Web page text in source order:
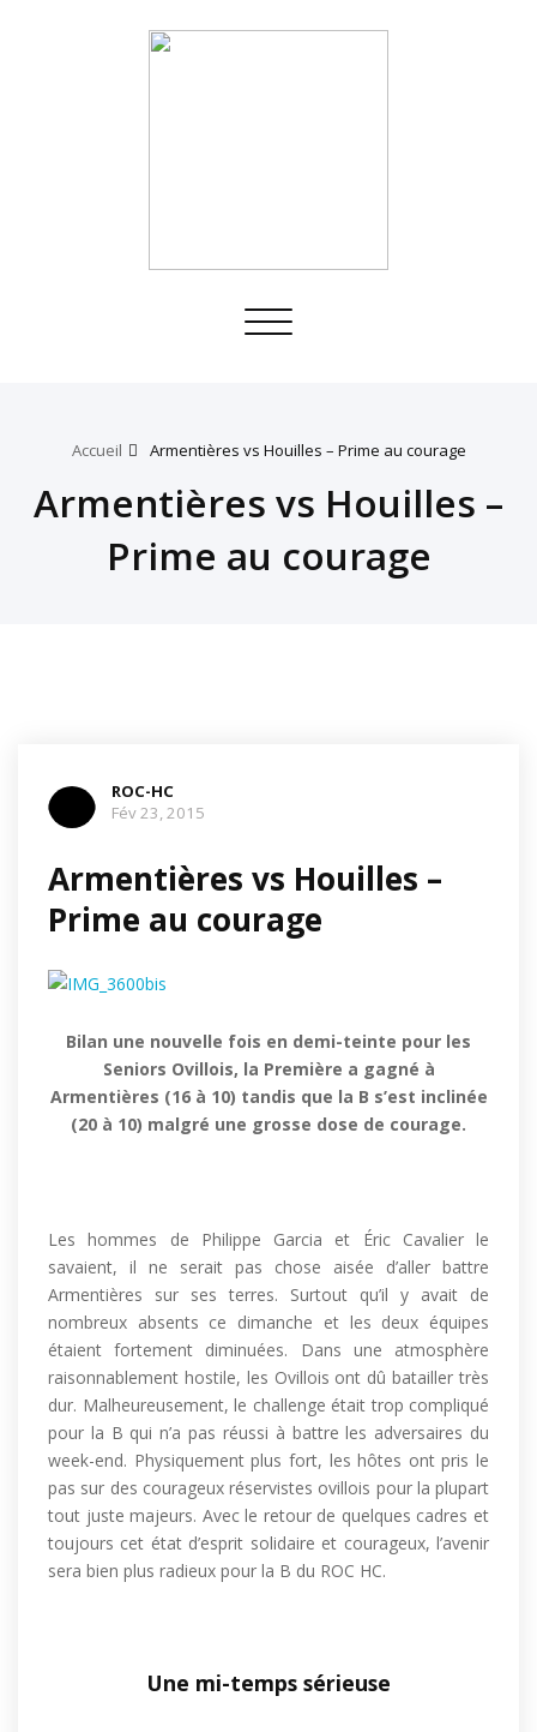
Toggle
Accueil Armentières vs Houilles – Prime au courage
Armentières vs Houilles –
Prime au courage
ROC-HC
Fév 23, 2015
Armentières vs Houilles –
Prime au courage
Bilan une nouvelle fois en demi-teinte pour les
Seniors Ovillois, la Première a gagné à
Armentières (16 à 10) tandis que la B s’est inclinée
(20 à 10) malgré une grosse dose de courage.
Les hommes de Philippe Garcia et Éric Cavalier le
savaient, il ne serait pas chose aisée d’aller battre
Armentières sur ses terres. Surtout qu’il y avait de
nombreux absents ce dimanche et les deux équipes
étaient fortement diminuées. Dans une atmosphère
raisonnablement hostile, les Ovillois ont dû batailler très
dur. Malheureusement, le challenge était trop compliqué
pour la B qui n’a pas réussi à battre les adversaires du
week-end. Physiquement plus fort, les hôtes ont pris le
pas sur des courageux réservistes ovillois pour la plupart
tout juste majeurs. Avec le retour de quelques cadres et
toujours cet état d’esprit solidaire et courageux, l’avenir
sera bien plus radieux pour la B du ROC HC.
Une mi-temps sérieuse